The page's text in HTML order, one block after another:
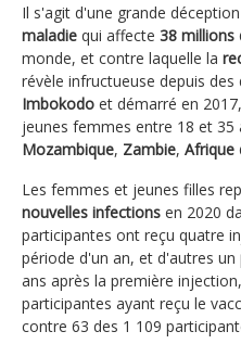
Il s'agit d'une grande
maladie qui affecte 38 millions
monde, et contre laquelle la
révèle infructueuse depuis
Imbokodo et démarré en
jeunes femmes entre 18 et 35
Mozambique, Zambie, Afrique
Les femmes et jeunes filles
nouvelles infections en 2020
participantes ont reçu quatre
période d'un an, et d'autres un
ans après la première
participantes ayant reçu le
contre 63 des 1 109